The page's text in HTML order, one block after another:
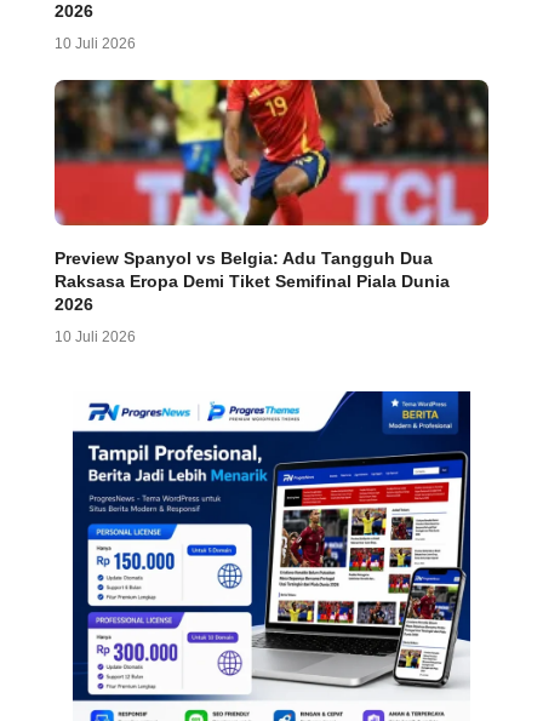
2026
10 Juli 2026
Preview Spanyol vs Belgia: Adu Tangguh Dua
Raksasa Eropa Demi Tiket Semifinal Piala Dunia
2026
10 Juli 2026